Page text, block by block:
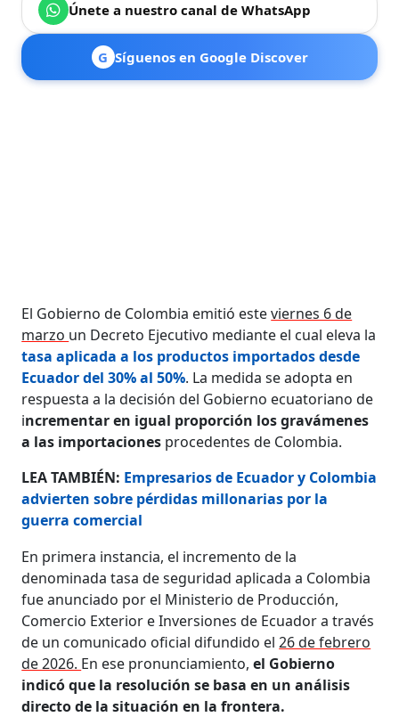
Únete a nuestro canal de WhatsApp
G Síguenos en Google Discover
El Gobierno de Colombia emitió esteviernes 6 de
marzo un Decreto Ejecutivo mediante el cual eleva la
tasa aplicada a los productos importados desde
Ecuador del 30% al 50%. La medida se adopta en
respuesta a la decisión del Gobierno ecuatoriano de
incrementar en igual proporción los gravámenes
a las importaciones procedentes de Colombia.
LEA TAMBIÉN: Empresarios de Ecuador y Colombia
advierten sobre pérdidas millonarias por la
guerra comercial
En primera instancia, el incremento de la
denominada tasa de seguridad aplicada a Colombia
fue anunciado por el Ministerio de Producción,
Comercio Exterior e Inversiones de Ecuador a través
de un comunicado oficial difundido el26 de febrero
de 2026. En ese pronunciamiento,el Gobierno
indicó que la resolución se basa en un análisis
directo de la situación en la frontera.